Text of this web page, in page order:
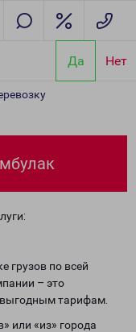
Да Нет
грузов по всей
– это
тарифам.
или «из» города